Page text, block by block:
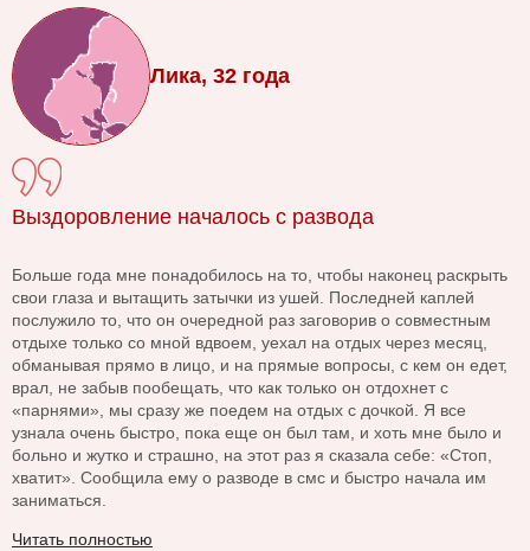
Лика, 32 года
Выздоровление началось с развода
Больше года мне понадобилось на то, чтобы наконец раскрыть
свои глаза и вытащить затычки из ушей. Последней каплей
послужило то, что он очередной раз заговорив о совместным
отдыхе только со мной вдвоем, уехал на отдых через месяц,
обманывая прямо в лицо, и на прямые вопросы, с кем он едет,
врал, не забыв пообещать, что как только он отдохнет с
«парнями», мы сразу же поедем на отдых с дочкой. Я все
узнала очень быстро, пока еще он был там, и хоть мне было и
больно и жутко и страшно, на этот раз я сказала себе: «Стоп,
хватит». Сообщила ему о разводе в смс и быстро начала им
заниматься.
Читать полностью